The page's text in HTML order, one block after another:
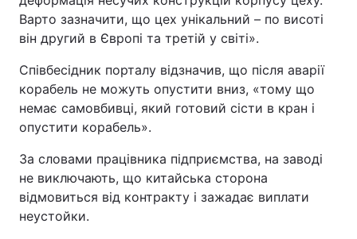
Варто зазначити, що цех унікальний – по висоті
він другий в Європі та третій у світі».
Співбесідник порталу відзначив, що після аварії
корабель не можуть опустити вниз, «тому що
немає самовбивці, який готовий сісти в кран і
опустити корабель».
За словами працівника підприємства, на заводі
не виключають, що китайська сторона
відмовиться від контракту і зажадає виплати
неустойки.